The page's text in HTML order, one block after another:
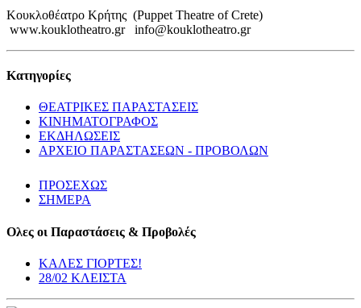
Κουκλοθέατρο Κρήτης (Puppet Theatre of Crete)
www.kouklotheatro.gr info@kouklotheatro.gr
Κατηγορίες
ΘΕΑΤΡΙΚΕΣ ΠΑΡΑΣΤΑΣΕΙΣ
ΚΙΝΗΜΑΤΟΓΡΑΦΟΣ
ΕΚΔΗΛΩΣΕΙΣ
ΑΡΧΕΙΟ ΠΑΡΑΣΤΑΣΕΩΝ - ΠΡΟΒΟΛΩΝ
ΠΡΟΣΕΧΩΣ
ΣΗΜΕΡΑ
Ολες οι Παραστάσεις & Προβολές
ΚΑΛΕΣ ΓΙΟΡΤΕΣ!
28/02 ΚΛΕΙΣΤΑ